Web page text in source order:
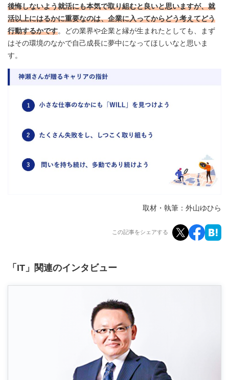
後悔しないよう就活にも本気で取り組むと良いと思いますが、就
活以上にはるかに重要なのは、企業に入ってからどう考えてどう
行動するかです。どの業界や企業と縁が生まれたとしても、まず
はその環境のなかで自己成長に夢中になってほしいなと思いま
す。
取材・執筆：外山ゆひら
この記事をシェアする
「IT」関連のインタビュー